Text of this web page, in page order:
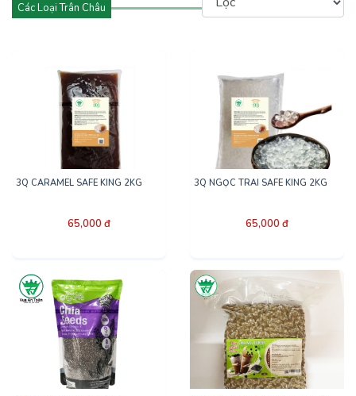
Các Loại Trân Châu
3Q CARAMEL SAFE KING 2KG
65,000 đ
3Q NGỌC TRAI SAFE KING 2KG
65,000 đ